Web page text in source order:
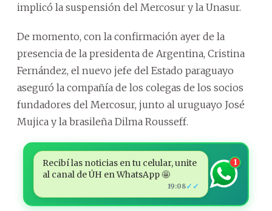
implicó la suspensión del Mercosur y la Unasur.
De momento, con la confirmación ayer de la
presencia de la presidenta de Argentina, Cristina
Fernández, el nuevo jefe del Estado paraguayo
aseguró la compañía de los colegas de los socios
fundadores del Mercosur, junto al uruguayo José
Mujica y la brasileña Dilma Rousseff.
Recibí las noticias en tu celular, unite
al canal de ÚH en WhatsApp 🤩
19:08✓✓
1